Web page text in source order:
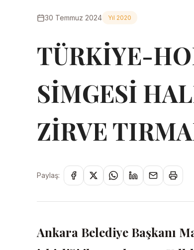
30 Temmuz 2024 Yıl 2020
TÜRKİYE-
SİMGESİ
ZİRVE
Paylaş:
Ankara Belediye Başkanı